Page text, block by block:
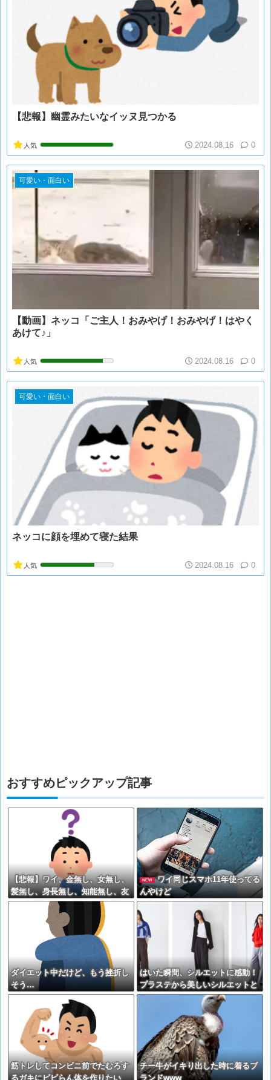
【悲報】幽霊みたいなイッヌ見つかる
人気 2024.08.16 0
可愛い・面白い
【動画】ネッコ「ご主人！おみやげ！おみやげ！はやく
あけて♪」
人気 2024.08.16 0
可愛い・面白い
ネッコに顔を埋めて寝た結果
人気 2024.08.16 0
おすすめピックアップ記事
【悲報】ワイ、金無し、女無し、
髪無し、身長無し、知能無し、友
達無し、若さ無し、職歴無し、や
NEW
ワイ同じスマホ11年使ってる
んやけど
ダイエット中だけど、もう挫折し
そう…
はいた瞬間、シルエットに感動！
プラステから美しいシルエットと
リラックス感を両立したタックワ
イドパンツが登場
筋トレしてコンビニ前でたむろす
るガキにビビらん体を作りたい
チー牛がイキり出した時に着るブ
ランドwww